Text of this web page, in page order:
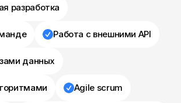
разработка
Работа с внешними API
данных
Agile scrum